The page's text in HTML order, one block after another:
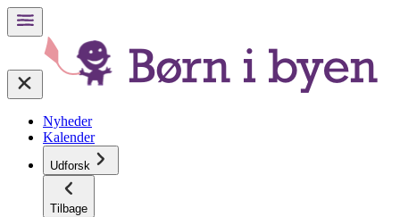
Nyheder
Kalender
Udforsk
Tilbage